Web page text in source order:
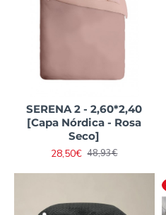
SERENA 2 - 2,60*2,40
[Capa Nórdica - Rosa
Seco]
28,50€ 48,93€